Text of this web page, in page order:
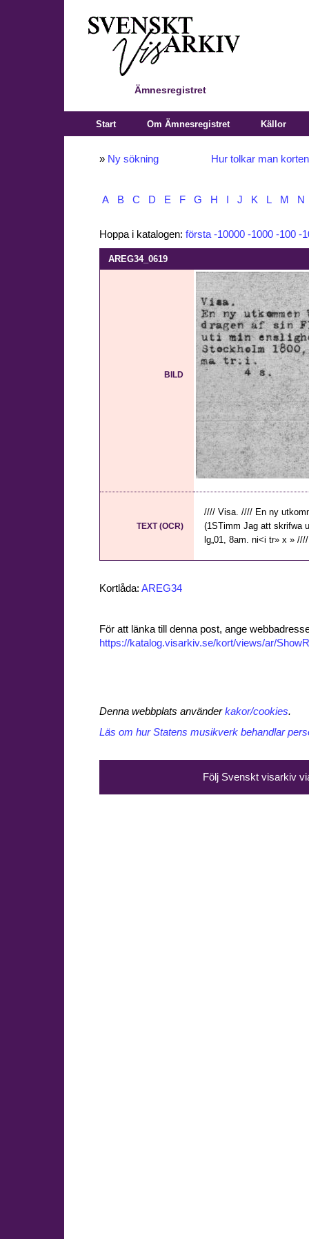
Ämnesregistret
Start Om Ämnesregistret Källor
» Ny sökning Hur tolkar man
A B C D E F G H J K L M N
Hoppa i katalogen: första -10000 -1000 -100 -
AREG34_0619
BILD
TEXT (OCR)
//// Visa. //// En ny
(1STimm Jag att skrifwa
lg„01, 8am. ni<i tr» x »
Kortlåda: AREG34
För att länka till denna post, ange
https://katalog.visarkiv.se/kort/views/ar/
Denna webbplats använderkakor/cookies.
Läs om hur Statens musikverk behandlar
Följ Svenskt visarkiv